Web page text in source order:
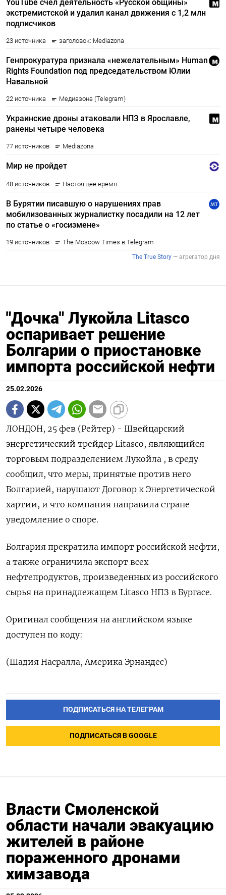
"Дочка" Лукойла Litasco
оспаривает решение
Болгарии о приостановке
импорта российской нефти
25.02.2026
ЛОНДОН, 25 фев (Рейтер) - Швейцарский
энергетический трейдер Litasco, ‌являющийся
торговым подразделением Лукойла , ​в ​среду
сообщил, ​что ⁠меры, ‌принятые против ‌него
Болгарией, нарушают Договор к ​Энергетической
‌хартии, и ​что компания направила стране
‌уведомление о споре.
Болгария прекратила импорт ​российской ​нефти,
‌а также ограничила ​экспорт всех
нефтепродуктов, произведенных из российского
сырья на принадлежащем Litasco ​НПЗ ⁠в Бургасе.
Оригинал сообщения на ‌английском языке
‌доступен по ​коду:
(Шадия Насралла, ‌Америка Эрнандес)
ПОДПИСАТЬСЯ НА ТЕЛЕГРАМ
ПОДПИСАТЬСЯ В GOOGLE
Власти Смоленской
области начали эвакуацию
жителей в районе
пораженного дронами
химзавода